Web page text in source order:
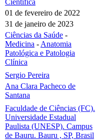
01 de fevereiro de 2022
31 de janeiro de 2023
Ciências da Saúde -
Medicina - Anatomia
Patológica e Patologia
Clínica
Sergio Pereira
Ana Clara Pacheco de
Santana
Faculdade de Ciências (FC).
Universidade Estadual
Paulista (UNESP). Campus
de Bauru. Bauru , SP, Brasil